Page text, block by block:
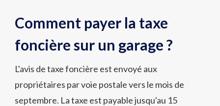
Comment payer la taxe
foncière sur un garage ?
L'avis de taxe foncière est envoyé aux
propriétaires par voie postale vers le mois de
septembre. La taxe est payable jusqu'au 15